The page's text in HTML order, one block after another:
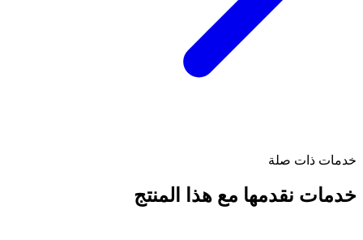
خدمات ذات صلة
خدمات نقدمها مع هذا المنتج